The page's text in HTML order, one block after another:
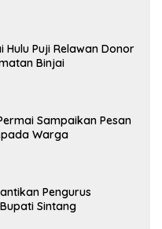
Hulu Puji Relawan Donor
Binjai
Sampaikan Pesan
Warga
Pengurus
Sintang